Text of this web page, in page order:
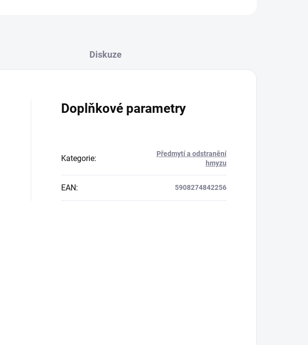
Diskuze
Doplňkové parametry
Kategorie:
Předmytí a odstranění
hmyzu
EAN: 5908274842256